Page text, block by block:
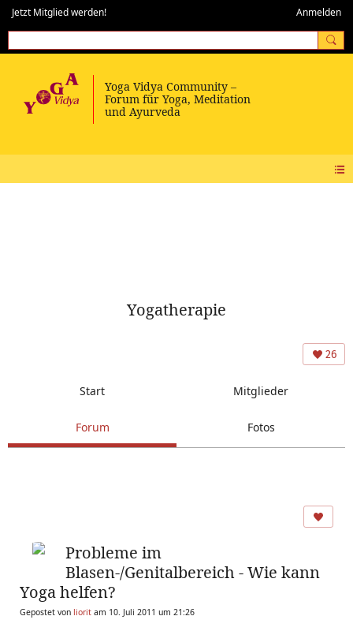
Jetzt Mitglied werden! Anmelden
Yogatherapie
26
Start Mitglieder
Forum Fotos
Probleme im
Blasen-/Genitalbereich - Wie kann
Yoga helfen?
Gepostet von liorit am 10. Juli 2011 um 21:26